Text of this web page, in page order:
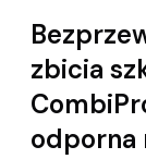
zbicia
odporna